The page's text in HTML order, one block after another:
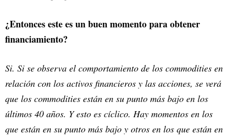
¿Entonces este es un buen momento para obtener
financiamiento?
Si. Si se observa el comportamiento de los commodities en
relación con los activos financieros y las acciones, se verá
que los commodities están en su punto más bajo en los
últimos 40 años. Y esto es cíclico. Hay momentos en los
que están en su punto más bajo y otros en los que están en